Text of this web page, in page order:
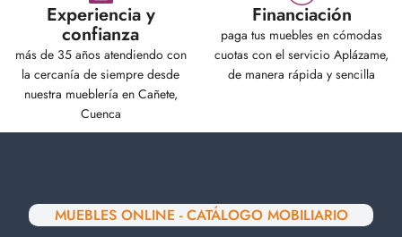
Experiencia y
confianza
más de 35 años atendiendo con
la cercanía de siempre desde
nuestra mueblería en Cañete,
Cuenca
Financiación
paga tus muebles en cómodas
cuotas con el servicio Aplázame,
de manera rápida y sencilla
MUEBLES ONLINE - CATÁLOGO MOBILIARIO